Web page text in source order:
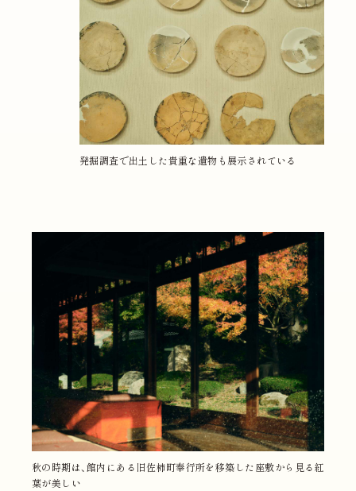
発掘調査で出土した貴重な遺物も展示されている
秋の時期は、館内にある旧佐柿町奉行所を移築した座敷から見る紅
葉が美しい